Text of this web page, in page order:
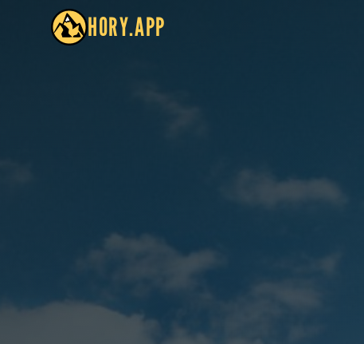
HORY.APP